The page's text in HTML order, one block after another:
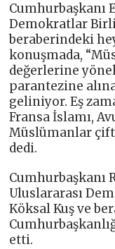
Cumhurbaşkanı
Demokratlar
beraberindeki
konuşmada,
değerlerine
parantezine
geliniyor. Eş
Fransa İslamı,
Müslümanlar çift
dedi.
Cumhurbaşkanı
Uluslararası
Köksal Kuş ve
etti.